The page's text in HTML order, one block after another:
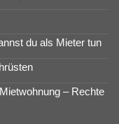
du als Mieter tun
– Rechte